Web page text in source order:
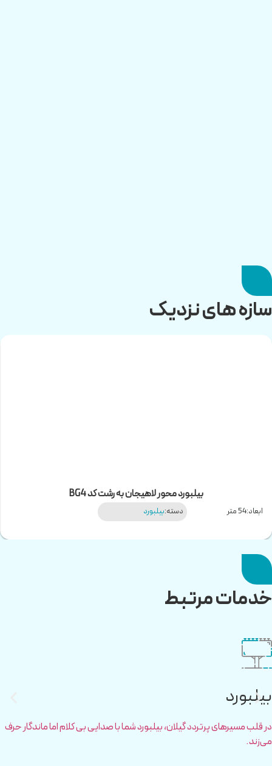
سازه های نزدیک
بیلبورد محور لاهیجان به رشت کد BG4
ابعاد:54 متر دسته:بیلبورد
خدمات مرتبط
بیلبورد
در قلب مسیرهای پرتردد گیلان، بیلبورد شما با صدایی بی کلام اما ماندگار حرف
می‌زند.